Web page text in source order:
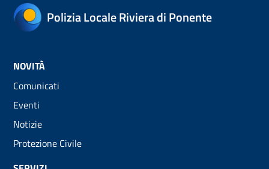
Polizia Locale Riviera di Ponente
NOVITÀ
Comunicati
Eventi
Notizie
Protezione Civile